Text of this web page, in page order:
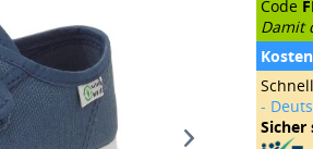
Code
Damit
-
Sicher